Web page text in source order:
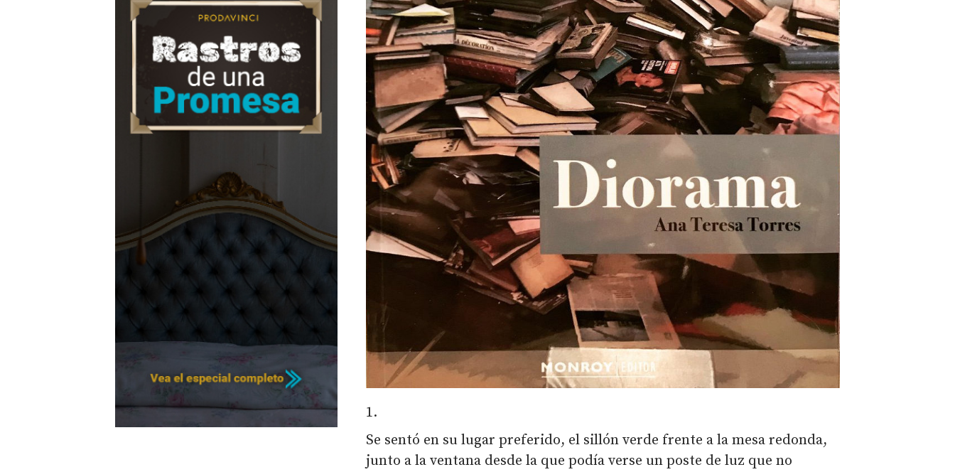
1.
Se sentó en su lugar preferido, el sillón verde frente a la mesa redonda,
junto a la ventana desde la que podía verse un poste de luz que no